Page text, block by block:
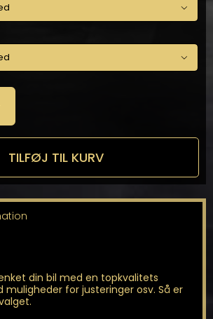


TILFØJ TIL KURV
din bil med en topkvalitets
muligheder for justeringer osv. Så er